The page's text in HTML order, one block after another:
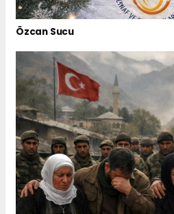
Özcan Sucu